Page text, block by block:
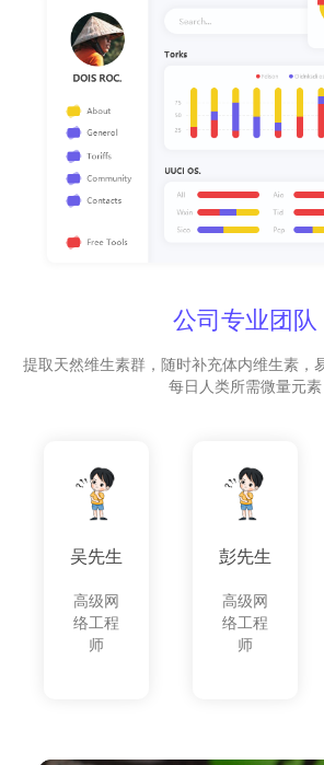
公司专业团队
提取天然维生素群，随时补充体内维生素，
每日人类所需微量元素
吴先生
高级网
络工程
师
彭先生
高级网
络工程
师